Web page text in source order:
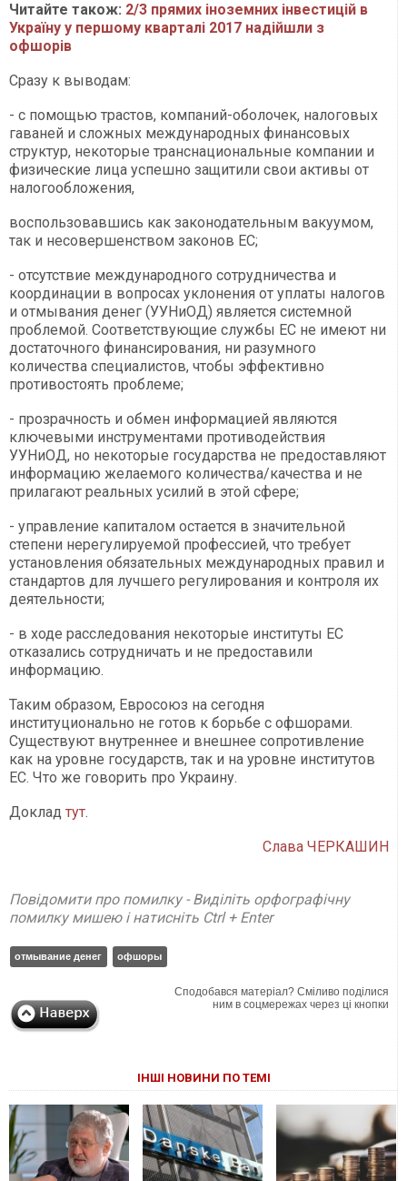
Читайте також: 2/3 прямих іноземних інвестицій в
Україну у першому кварталі 2017 надійшли з
офшорів
Сразу к выводам:
- с помощью трастов, компаний-оболочек, налоговых
гаваней и сложных международных финансовых
структур, некоторые транснациональные компании и
физические лица успешно защитили свои активы от
налогообложения,
воспользовавшись как законодательным вакуумом,
так и несовершенством законов ЕС;
- отсутствие международного сотрудничества и
координации в вопросах уклонения от уплаты налогов
и отмывания денег (УУНиОД) является системной
проблемой. Соответствующие службы ЕС не имеют ни
достаточного финансирования, ни разумного
количества специалистов, чтобы эффективно
противостоять проблеме;
- прозрачность и обмен информацией являются
ключевыми инструментами противодействия
УУНиОД, но некоторые государства не предоставляют
информацию желаемого количества/качества и не
прилагают реальных усилий в этой сфере;
- управление капиталом остается в значительной
степени нерегулируемой профессией, что требует
установления обязательных международных правил и
стандартов для лучшего регулирования и контроля их
деятельности;
- в ходе расследования некоторые институты ЕС
отказались сотрудничать и не предоставили
информацию.
Таким образом, Евросоюз на сегодня
институционально не готов к борьбе с офшорами.
Существуют внутреннее и внешнее сопротивление
как на уровне государств, так и на уровне институтов
ЕС. Что же говорить про Украину.
Доклад тут.
Слава ЧЕРКАШИН
Повідомити про помилку - Виділіть орфографічну
помилку мишею і натисніть Ctrl + Enter
отмывание денег офшоры
Сподобався матеріал? Сміливо поділися
ним в соцмережах через ці кнопки
ІНШІ НОВИНИ ПО ТЕМІ